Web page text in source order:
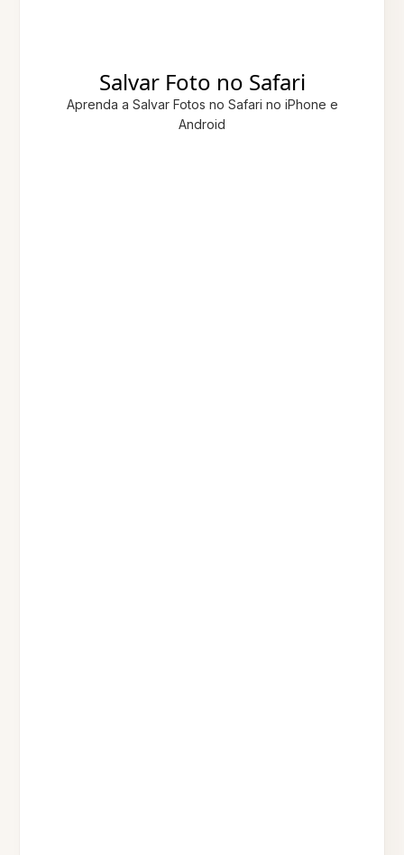
Salvar Foto no Safari
Aprenda a Salvar Fotos no Safari no iPhone e
Android